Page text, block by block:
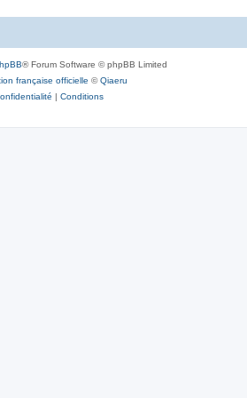
® Forum Software © phpBB Limited
française officielle ©Qiaeru
| Conditions